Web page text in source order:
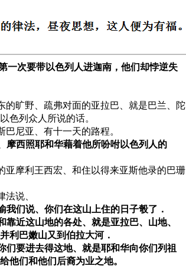
一次要带以色列人进迦南，他们却悖逆失
的旷野、疏弗对面的亚拉巴、就是巴兰、陀
色列众人所说的话。
尼亚、有十一天的路程。
摩西照耶和华藉着他所吩咐以色列人的
亚摩利王西宏、和住以得来亚斯他录的巴珊
说、
们说、你们在这山上住的日子彀了．
近这山地的各处、就是亚拉巴、山地、
利巴嫩山又到伯拉大河．
们要进去得这地、就是耶和华向你们列祖
他们和他们后裔为业之地。